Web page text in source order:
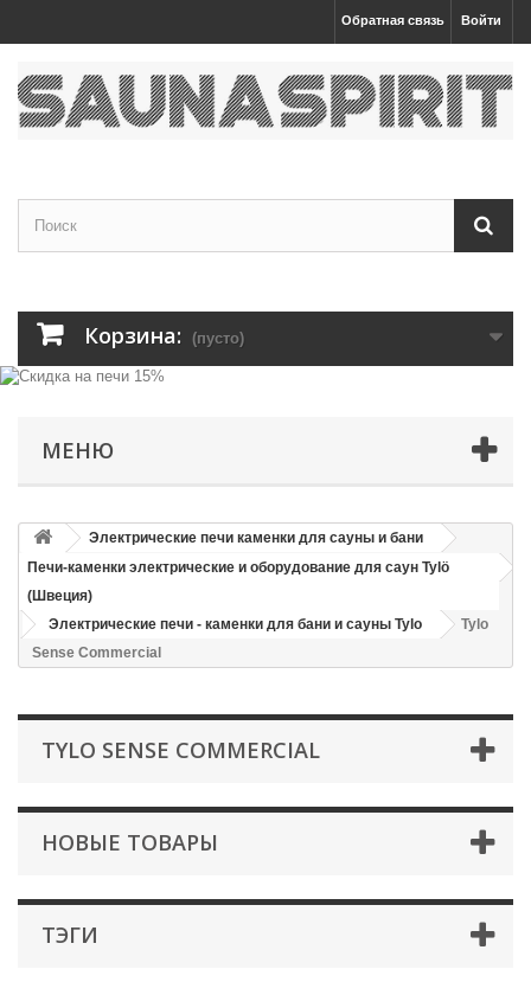
Войти
Обратная связь
Корзина: (пусто)
МЕНЮ
Электрические печи каменки для сауны и бани
Печи-каменки электрические и оборудование для саун Tylö
(Швеция)
Электрические печи - каменки для бани и сауны Tylo
Tylo
Sense Commercial
TYLO SENSE COMMERCIAL
НОВЫЕ ТОВАРЫ
ТЭГИ